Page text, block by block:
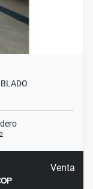
2
Venta